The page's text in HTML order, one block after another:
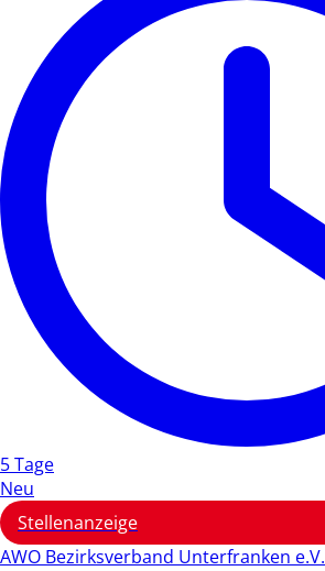
5 Tage
Neu
Stellenanzeige
AWO Bezirksverband Unterfranken e.V.